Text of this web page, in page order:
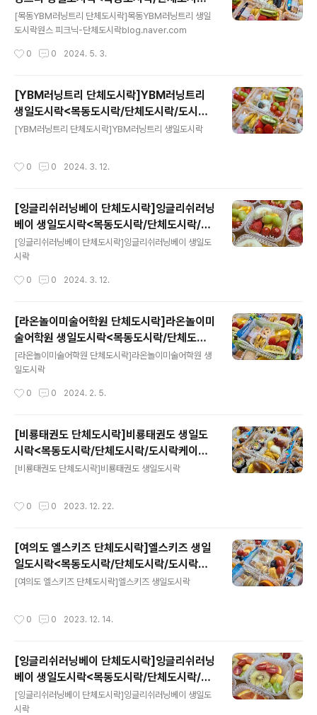
도시락케이터링:원스피크닉>
[목동YBM러닝트리 단체도시락]목동YBM러닝트리 생일
도시락원스 피크닉-단체도시락blog.naver.com
0 0 2024. 5. 3.
[YBM러닝트리 단체도시락]YBM러닝트리
생일도시락<목동도시락/단체도시락/도시락
케이터링:원스피크닉>
[YBM러닝트리 단체도시락]YBM러닝트리 생일도시락
0 0 2024. 3. 12.
[잉글리쉬러닝베이 단체도시락]잉글리쉬러닝
베이 생일도시락<목동도시락/단체도시락/도
시락케이터링:원스피크닉>
[잉글리쉬러닝베이 단체도시락]잉글리쉬러닝베이 생일도
시락
0 0 2024. 3. 12.
[라온놀이미술어학원 단체도시락]라온놀이미
술어학원 생일도시락<목동도시락/단체도시
락/도시락케이터링:원스피크닉>
[라온놀이미술어학원 단체도시락]라온놀이미술어학원 생
일도시락
0 0 2024. 2. 5.
[비룡태권도 단체도시락]비룡태권도 생일도
시락<목동도시락/단체도시락/도시락케이터
링:원스피크닉>
[비룡태권도 단체도시락]비룡태권도 생일도시락
0 0 2023. 12. 22.
[여의도 엘스키즈 단체도시락]엘스키즈 생일
일도시락<목동도시락/단체도시락/도시락케
이터링:원스피크닉>
[여의도 엘스키즈 단체도시락]엘스키즈 생일도시락
0 0 2023. 12. 14.
[잉글리쉬러닝베이 단체도시락]잉글리쉬러닝
베이 생일도시락<목동도시락/단체도시락/도
시락케이터링:원스피크닉>
[잉글리쉬러닝베이 단체도시락]잉글리쉬러닝베이 생일도
시락